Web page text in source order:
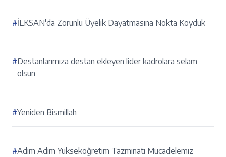
#İLKSAN'da Zorunlu Üyelik Dayatmasına Nokta Koyduk
#Destanlarımıza destan ekleyen lider kadrolara selam
olsun
#Yeniden Bismillah
#Adım Adım Yükseköğretim Tazminatı Mücadelemiz